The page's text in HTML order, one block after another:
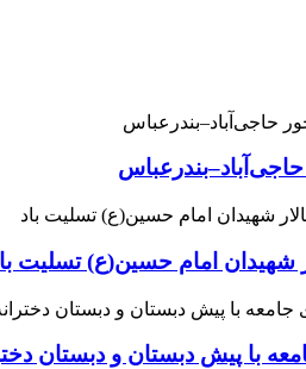
شهیدان امام حسین(ع) تسلیت
با پیش دبستان و دبستان